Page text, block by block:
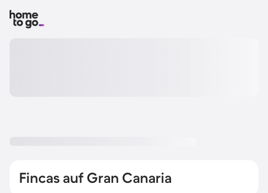
Fincas auf Gran Canaria